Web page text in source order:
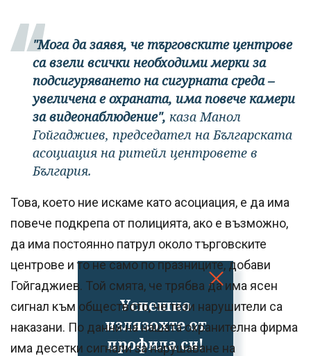
Успешно
излязохте от
профила си!
"Мога да заявя, че търговските центрове
са взели всички необходими мерки за
подсигуряването на сигурната среда –
увеличена е охраната, има повече камери
за видеонаблюдение", каза Манол
Гойгаджиев, председател на Българската
асоциация на ритейл центровете в
България.
Това, което ние искаме като асоциация, е да има
повече подкрепа от полицията, ако е възможно,
да има постоянно патрул около търговските
центрове и то не само по празниците, добави
Гойгаджиев. Той смята, че трябва да има ясен
сигнал към обществото, че тези нарушители са
наказани. По данни на нашата охранителна фирма
има десетки сигнали за нарушаване на